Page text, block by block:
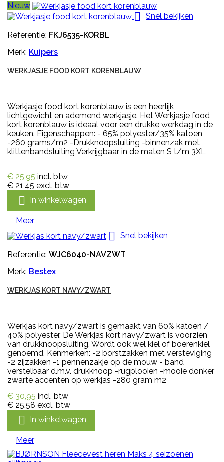
Nieuw

Snel bekijken
Referentie: FKJ6535-KORBL
Merk: Kuipers
WERKJASJE FOOD KORT KORENBLAUW
Werkjasje food kort korenblauw is een heerlijk
lichtgewicht en ademend werkjasje. Het Werkjasje food
kort korenblauw is ideaal voor een drukke werkdag in de
keuken. Eigenschappen: - 65% polyester/35% katoen,
-260 grams/m2 -Drukknoopsluiting -binnenzak met
klittenbandsluiting Verkrijgbaar in de maten S t/m 3XL
€ 25,95 incl. btw
€ 21,45 excl. btw
 In winkelwagen
Meer

Snel bekijken
Referentie: WJC6040-NAVZWT
Merk: Bestex
WERKJAS KORT NAVY/ZWART
Werkjas kort navy/zwart is gemaakt van 60% katoen /
40% polyester. De Werkjas kort navy/zwart is voorzien
van drukknoopsluiting. Wordt ook wel kiel of boerenkiel
genoemd. Kenmerken: -2 borstzakken met versteviging
-2 zijzakken -1 pennenzakje op de mouw - band
verstelbaar d.m.v. drukknoop -rugplooien -mooie donker
zwarte accenten op werkjas -280 gram m2
€ 30,95 incl. btw
€ 25,58 excl. btw
 In winkelwagen
Meer